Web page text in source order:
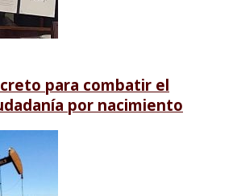
para combatir el
por nacimiento